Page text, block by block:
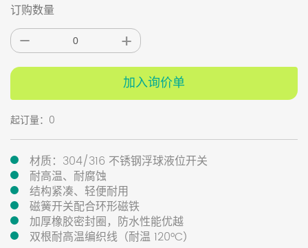
订购数量
加入询价单
起订量：0
材质：304/316 不锈钢浮球液位开关
耐高温、耐腐蚀
结构紧凑、轻便耐用
磁簧开关配合环形磁铁
加厚橡胶密封圈，防水性能优越
双根耐高温编织线（耐温 120°C）